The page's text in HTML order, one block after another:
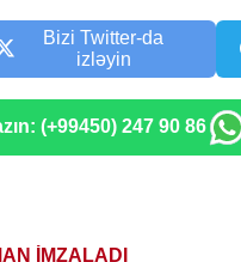
Bizi Twitter-da
izləyin
(+99450) 247 90 86
İMZALADI